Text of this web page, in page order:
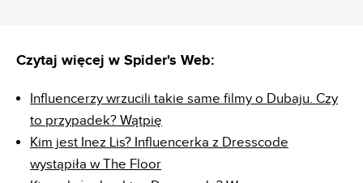
Czytaj więcej w Spider's Web:
Influencerzy wrzucili takie same filmy o Dubaju. Czy
to przypadek? Wątpię
Kim jest Inez Lis? Influencerka z Dresscode
wystąpiła w The Floor